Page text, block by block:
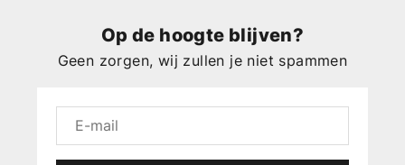
Op de hoogte blijven?
Geen zorgen, wij zullen je niet spammen